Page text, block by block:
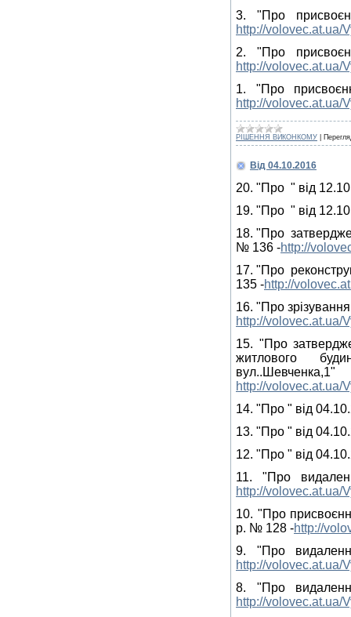
3. "Про
http://volovec.at.ua/
2. "Про
http://volovec.at.ua/
1. "Про
http://volovec.at.ua/
РІШЕННЯ ВИКОНКОМУ
Від 04.10.2016
20. "Про " від
19. "Про " від
18. "Про
№ 136 -http://
17. "Про
135 -http://
16. "Про
http://volovec.at.ua/
15. "Про
житлового
http://volovec.at.ua/
14. "Про " від
13. "Про " від
12. "Про " від
11. "Про
http://volovec.at.ua/
10. "Про
р. № 128 -http://
9. "Про
http://volovec.at.ua/
8. "Про
http://volovec.at.ua/